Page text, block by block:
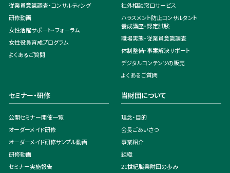
従業員意識調査・コンサルティング
研修動画
女性活躍サポート・フォーラム
女性役員育成プログラム
よくあるご質問
社外相談窓口サービス
ハラスメント防止コンサルタント
養成講座・認定試験
職場実態・従業員意識調査
体制整備・事案解決サポート
デジタルコンテンツの販売
よくあるご質問
セミナー・研修
公開セミナー開催一覧
オーダーメイド研修
オーダーメイド研修サンプル動画
研修動画
セミナー実施報告
当財団について
理念・目的
会長ごあいさつ
事業紹介
組織
21世紀職業財団の歩み